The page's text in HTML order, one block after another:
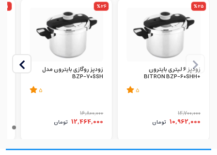
%25
زودپز 6 لیتری بایترون
+BITRON BZP-60SHH
5
14,700,000
10,962,000 تومان
%26
زودپز روگازی بایترون مدل
BZP-70SSH
5
16,800,000
12,464,000 تومان
%11